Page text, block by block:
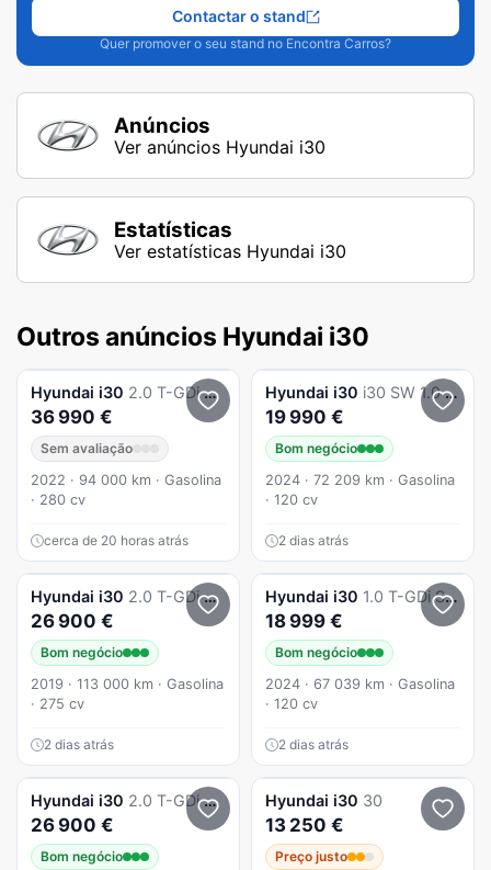
Quer promover o seu stand no Encontra Carros?
Contactar o stand
Anúncios
Ver anúncios Hyundai i30
Estatísticas
Ver estatísticas Hyundai i30
Outros anúncios Hyundai i30
Hyundai i30 2.0 T-GDi Pack Performance 8DCT
36 990 €
Sem avaliação
2022 · 94 000 km · Gasolina
· 280 cv
cerca de 20 horas atrás
Hyundai i30 i30 SW 1.0 T-GDi Style Plus
19 990 €
Bom negócio
2024 · 72 209 km · Gasolina
· 120 cv
2 dias atrás
Hyundai i30 2.0 T-GDi Pack Performance
26 900 €
Bom negócio
2019 · 113 000 km · Gasolina
· 275 cv
2 dias atrás
Hyundai i30 1.0 T-GDi Style Plus
18 999 €
Bom negócio
2024 · 67 039 km · Gasolina
· 120 cv
2 dias atrás
Hyundai i30 2.0 T-GDi Pack Performance
26 900 €
Bom negócio
Hyundai i30 30
13 250 €
Preço justo